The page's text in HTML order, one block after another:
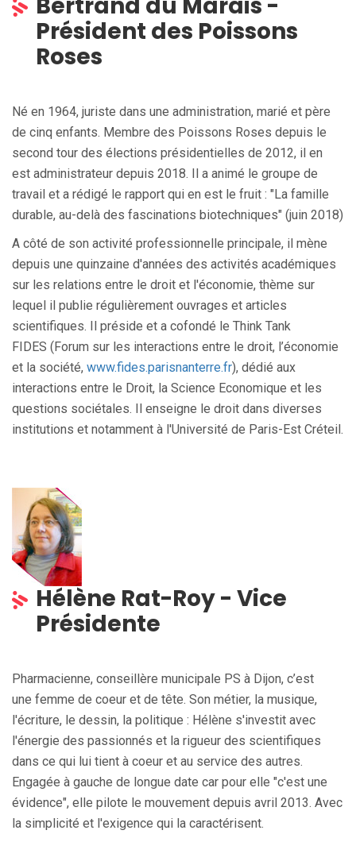
Président des Poissons
Roses
Né en 1964, juriste dans une administration, marié et père
de cinq enfants. Membre des Poissons Roses depuis le
second tour des élections présidentielles de 2012, il en
est administrateur depuis 2018. Il a animé le groupe de
travail et a rédigé le rapport qui en est le fruit : "La famille
durable, au-delà des fascinations biotechniques" (juin 2018)
A côté de son activité professionnelle principale, il mène
depuis une quinzaine d'années des activités académiques
sur les relations entre le droit et l'économie, thème sur
lequel il publie régulièrement ouvrages et articles
scientifiques. Il préside et a cofondé le Think Tank
FIDES (Forum sur les interactions entre le droit, l’économie
et la société, www.fides.parisnanterre.fr), dédié aux
interactions entre le Droit, la Science Economique et les
questions sociétales. Il enseigne le droit dans diverses
institutions et notamment à l'Université de Paris-Est Créteil.
Hélène Rat-Roy - Vice
Présidente
Pharmacienne, conseillère municipale PS à Dijon, c’est
une femme de coeur et de tête. Son métier, la musique,
l'écriture, le dessin, la politique : Hélène s'investit avec
l'énergie des passionnés et la rigueur des scientifiques
dans ce qui lui tient à coeur et au service des autres.
Engagée à gauche de longue date car pour elle "c'est une
évidence", elle pilote le mouvement depuis avril 2013. Avec
la simplicité et l'exigence qui la caractérisent.